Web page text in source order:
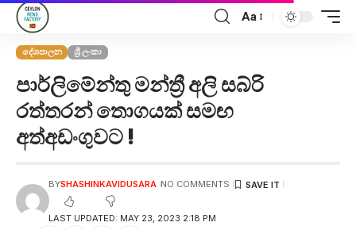
Aa
දේශපාලන ශ්‍රී ලංකා
පාර්ලිමේන්තු මන්ත්‍රී අලි සබ්රි
රත්තරන් තොගයක් සමඟ
අත්අඩංගුවට !
LAST UPDATED: MAY 23, 2023 2:18 PM
BYSHASHINKAVIDUSARA NO COMMENTS